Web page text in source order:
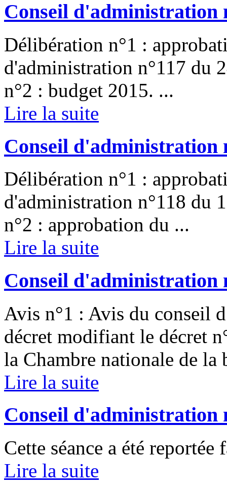
Conseil d'administration
Délibération n°1 :
d'administration n°117 du
n°2 : budget 2015. ...
Lire la suite
Conseil d'administration
Délibération n°1 :
d'administration n°118 du
n°2 : approbation du ...
Lire la suite
Conseil d'administration
Avis n°1 : Avis du conseil
décret modifiant le décret
la Chambre nationale de la
Lire la suite
Conseil d'administration
Cette séance a été reportée
Lire la suite